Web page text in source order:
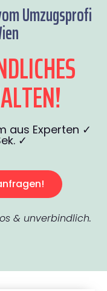
Umzugsprofi
aus Experten ✓
✓
& unverbindlich.